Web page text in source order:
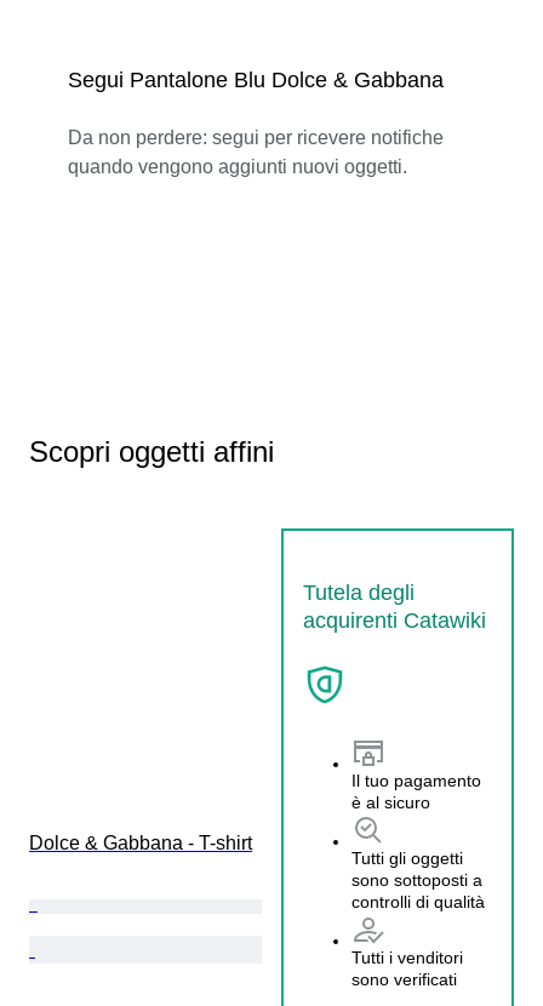
Segui Pantalone Blu Dolce & Gabbana
Da non perdere: segui per ricevere notifiche
quando vengono aggiunti nuovi oggetti.
Scopri oggetti affini
Tutela degli
acquirenti Catawiki
Il tuo pagamento
è al sicuro
Tutti gli oggetti
sono sottoposti a
controlli di qualità
Tutti i venditori
sono verificati
Dolce & Gabbana - T-shirt